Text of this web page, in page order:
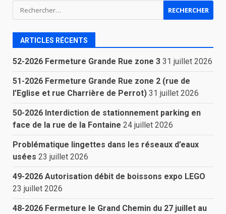
Rechercher :
ARTICLES RÉCENTS
52-2026 Fermeture Grande Rue zone 3 31 juillet 2026
51-2026 Fermeture Grande Rue zone 2 (rue de
l’Eglise et rue Charrière de Perrot) 31 juillet 2026
50-2026 Interdiction de stationnement parking en
face de la rue de la Fontaine 24 juillet 2026
Problématique lingettes dans les réseaux d’eaux
usées 23 juillet 2026
49-2026 Autorisation débit de boissons expo LEGO
23 juillet 2026
48-2026 Fermeture le Grand Chemin du 27 juillet au